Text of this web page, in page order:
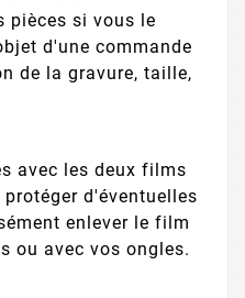
pièces si vous le
d'une commande
de la gravure, taille,
avec les deux films
d'éventuelles
enlever le film
ou avec vos ongles.